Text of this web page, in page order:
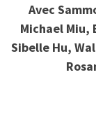
Avec
Michael Miu,
Sibelle Hu,